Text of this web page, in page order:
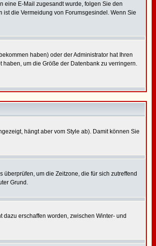
eine E-Mail zugesandt wurde, folgen Sie den
die Vermeidung von Forumsgesindel. Wenn Sie
haben) oder der Administrator hat Ihren
um die Größe der Datenbank zu verringern.
hängt aber vom Style ab). Damit können Sie
um die Zeitzone, die für sich zutreffend
Grund.
erschaffen worden, zwischen Winter- und